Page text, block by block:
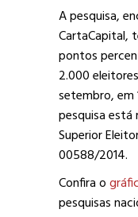
A pesquisa,
CartaCapital,
pontos
2.000
setembro, em
pesquisa está
Superior
00588/2014.
Confira o
pesquisas